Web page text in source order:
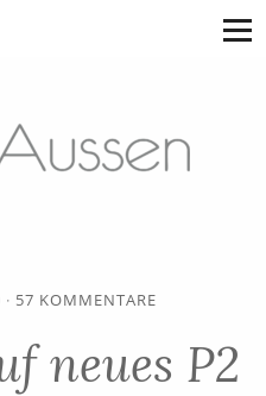
· 57 KOMMENTARE
neues P2